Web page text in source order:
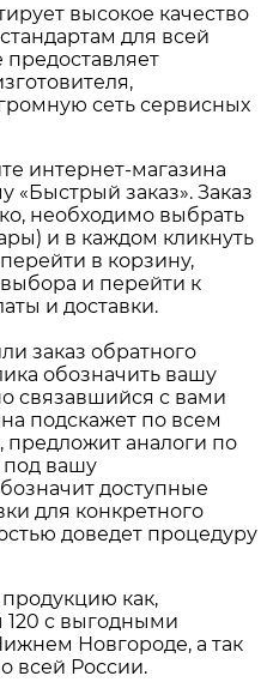
высокое качество
для всей
предоставляет
сеть сервисных
интернет-магазина
«Быстрый заказ». Заказ
необходимо выбрать
и в каждом кликнуть
в корзину,
и перейти к
и доставки.
заказ обратного
обозначить вашу
связавшийся с вами
подскажет по всем
предложит аналоги по
вашу
доступные
для конкретного
доведет процедуру
как,
с выгодными
Новгороде, а так
всей России.